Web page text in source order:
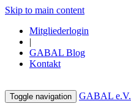
Skip to main content
Mitgliederlogin
|
GABAL Blog
Kontakt
Toggle navigation GABAL e.V.